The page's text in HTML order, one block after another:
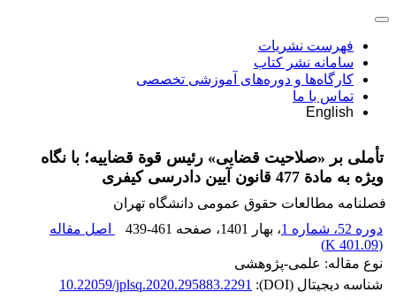
فهرست نشریات
سامانه نشر کتاب
کارگاه‌ها و دوره‌های آموزشی تخصصی
تماس با ما
English
تأملی بر «صلاحیت قضایی» رئیس قوة قضاییه؛ با نگاه
ویژه به مادة 477 قانون آیین دادرسی کیفری
فصلنامه مطالعات حقوق عمومی دانشگاه تهران
دوره 52، شماره 1
، بهار 1401 ، صفحه 439-461
اصل مقاله
(
401.09 K
)
نوع مقاله: علمی-پژوهشی
شناسه دیجیتال (DOI):
10.22059/jplsq.2020.295883.2291